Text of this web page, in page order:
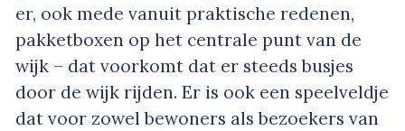
er, ook mede vanuit praktische redenen,
pakketboxen op het centrale punt van de
wijk – dat voorkomt dat er steeds busjes
door de wijk rijden. Er is ook een speelveldje
dat voor zowel bewoners als bezoekers van